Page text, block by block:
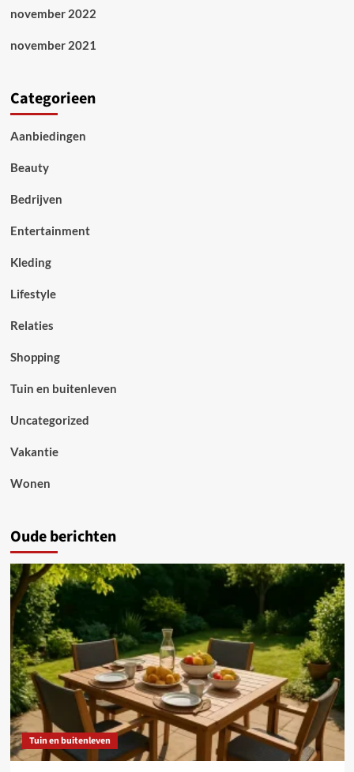
november 2022
november 2021
Categorieen
Aanbiedingen
Beauty
Bedrijven
Entertainment
Kleding
Lifestyle
Relaties
Shopping
Tuin en buitenleven
Uncategorized
Vakantie
Wonen
Oude berichten
Tuin en buitenleven